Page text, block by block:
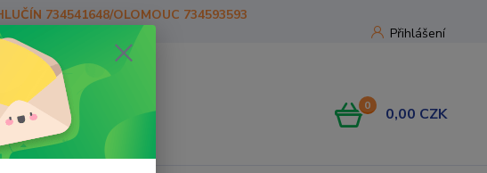
Přihlášení
734541648/OLOMOUC 734593593
0 0,00 CZK